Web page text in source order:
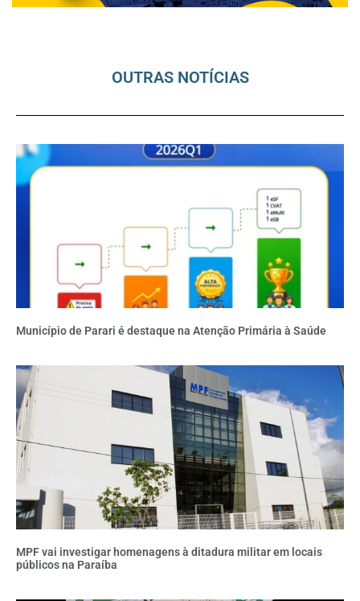
OUTRAS NOTÍCIAS
Município de Parari é destaque na Atenção Primária à Saúde
MPF vai investigar homenagens à ditadura militar em locais
públicos na Paraíba